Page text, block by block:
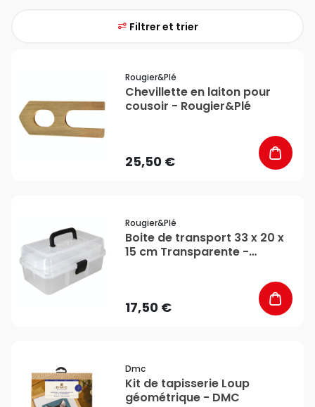
Filtrer et trier
Rougier&plé
Chevillette en laiton pour
cousoir - Rougier&Plé
25,50 €
Rougier&plé
Boite de transport 33 x 20 x
15 cm Transparente -
17,50 €
Dmc
Kit de tapisserie Loup
géométrique - DMC